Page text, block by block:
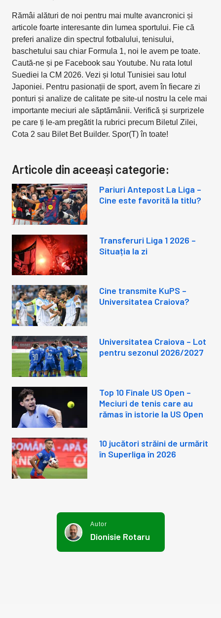
Rămâi alături de noi pentru mai multe avancronici și
articole foarte interesante din lumea sportului. Fie că
preferi analize din spectrul fotbalului, tenisului,
baschetului sau chiar Formula 1, noi le avem pe toate.
Caută-ne și pe Facebook sau Youtube. Nu rata lotul
Suediei la CM 2026. Vezi și lotul Tunisiei sau lotul
Japoniei. Pentru pasionații de sport, avem în fiecare zi
ponturi și analize de calitate pe site-ul nostru la cele mai
importante meciuri ale săptămânii. Verifică și surprizele
pe care ți le-am pregătit la rubrici precum Biletul Zilei,
Cota 2 sau Bilet Bet Builder. Spor(T) în toate!
Articole din aceeași categorie:
Pariuri Antepost La Liga –
Cine este favorită la titlu?
Transferuri Liga 1 2026 –
Situația la zi
Cine transmite KuPS –
Universitatea Craiova?
Universitatea Craiova – Lot
pentru sezonul 2026/2027
Top 10 Finale US Open –
Meciuri de tenis care au
rămas în istorie la US Open
10 jucători străini de urmărit
în Superliga în 2026
Autor
Dionisie Rotaru